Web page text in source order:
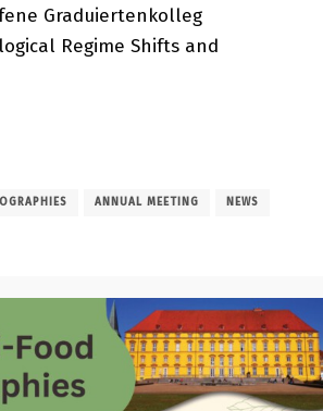
Graduiertenkolleg
Regime Shifts and
ANNUAL MEETING NEWS